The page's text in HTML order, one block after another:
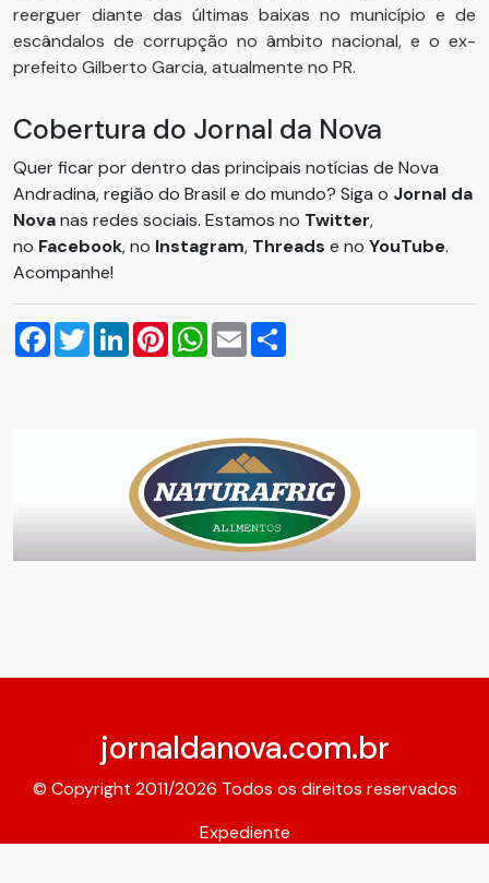
reerguer diante das últimas baixas no município e de
escândalos de corrupção no âmbito nacional, e o ex-
prefeito Gilberto Garcia, atualmente no PR.
Cobertura do Jornal da Nova
Quer ficar por dentro das principais notícias de Nova
Andradina, região do Brasil e do mundo? Siga o Jornal da
Novanas redes sociais. Estamos no Twitter,
no Facebook, no Instagram, Threads e no YouTube.
Acompanhe!
Facebook
TwitterLinkedInPinterestWhatsApp
Email
jornaldanova.com.br
© Copyright 2011/2026 Todos os direitos reservados
Expediente